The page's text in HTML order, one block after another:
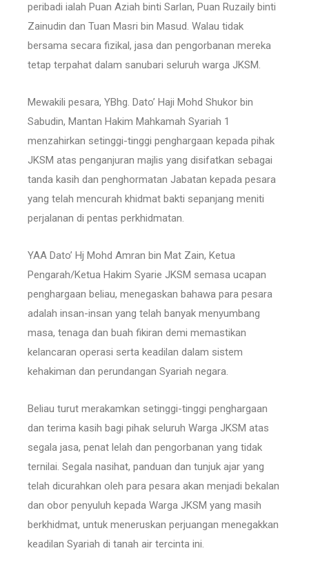
peribadi ialah Puan Aziah binti Sarlan, Puan Ruzaily binti
Zainudin dan Tuan Masri bin Masud. Walau tidak
bersama secara fizikal, jasa dan pengorbanan mereka
tetap terpahat dalam sanubari seluruh warga JKSM.
Mewakili pesara, YBhg. Dato’ Haji Mohd Shukor bin
Sabudin, Mantan Hakim Mahkamah Syariah 1
menzahirkan setinggi-tinggi penghargaan kepada pihak
JKSM atas penganjuran majlis yang disifatkan sebagai
tanda kasih dan penghormatan Jabatan kepada pesara
yang telah mencurah khidmat bakti sepanjang meniti
perjalanan di pentas perkhidmatan.
YAA Dato’ Hj Mohd Amran bin Mat Zain, Ketua
Pengarah/Ketua Hakim Syarie JKSM semasa ucapan
penghargaan beliau, menegaskan bahawa para pesara
adalah insan-insan yang telah banyak menyumbang
masa, tenaga dan buah fikiran demi memastikan
kelancaran operasi serta keadilan dalam sistem
kehakiman dan perundangan Syariah negara.
Beliau turut merakamkan setinggi-tinggi penghargaan
dan terima kasih bagi pihak seluruh Warga JKSM atas
segala jasa, penat lelah dan pengorbanan yang tidak
ternilai. Segala nasihat, panduan dan tunjuk ajar yang
telah dicurahkan oleh para pesara akan menjadi bekalan
dan obor penyuluh kepada Warga JKSM yang masih
berkhidmat, untuk meneruskan perjuangan menegakkan
keadilan Syariah di tanah air tercinta ini.